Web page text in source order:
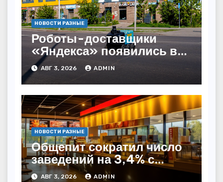
НОВОСТИ РАЗНЫЕ
Роботы-доставщики
«Яндекса» появились в
Казахстане
АВГ 3, 2026 ADMIN
НОВОСТИ РАЗНЫЕ
Общепит сократил число
заведений на 3,4% с
начала года — INFOLine
АВГ 3, 2026 ADMIN